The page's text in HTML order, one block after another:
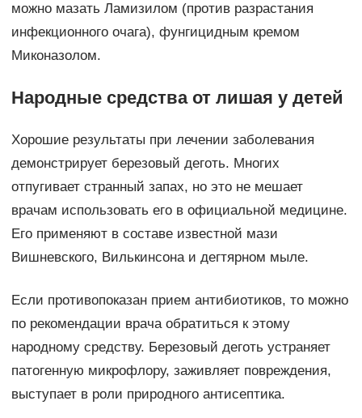
можно мазать Ламизилом (против разрастания
инфекционного очага), фунгицидным кремом
Миконазолом.
Народные средства от лишая у детей
Хорошие результаты при лечении заболевания
демонстрирует березовый деготь. Многих
отпугивает странный запах, но это не мешает
врачам использовать его в официальной медицине.
Его применяют в составе известной мази
Вишневского, Вилькинсона и дегтярном мыле.
Если противопоказан прием антибиотиков, то можно
по рекомендации врача обратиться к этому
народному средству. Березовый деготь устраняет
патогенную микрофлору, заживляет повреждения,
выступает в роли природного антисептика.